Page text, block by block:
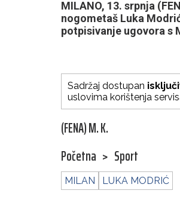
MILANO, 13. srpnja
nogometaš Luka
potpisivanje ugovora s
Sadržaj dostupan
uslovima korištenja
(FENA) M. K.
Početna > Sport
MILAN LUKA MODRIĆ